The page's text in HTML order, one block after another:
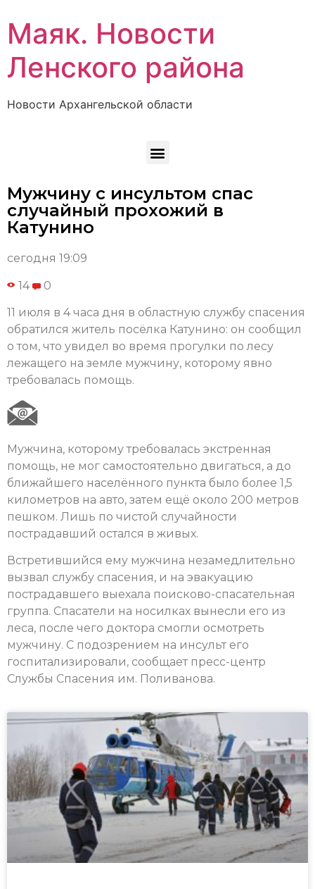
Маяк. Новости
Ленского района
Новости Архангельской области
Мужчину с инсультом спас
случайный прохожий в
Катунино
сегодня 19:09
14 0
11 июля в 4 часа дня в областную службу спасения
обратился житель посёлка Катунино: он сообщил
о том, что увидел во время прогулки по лесу
лежащего на земле мужчину, которому явно
требовалась помощь.
Мужчина, которому требовалась экстренная
помощь, не мог самостоятельно двигаться, а до
ближайшего населённого пункта было более 1,5
километров на авто, затем ещё около 200 метров
пешком. Лишь по чистой случайности
пострадавший остался в живых.
Встретившийся ему мужчина незамедлительно
вызвал службу спасения, и на эвакуацию
пострадавшего выехала поисково-спасательная
группа. Спасатели на носилках вынесли его из
леса, после чего доктора смогли осмотреть
мужчину. С подозрением на инсульт его
госпитализировали, сообщает пресс-центр
Службы Спасения им. Поливанова.